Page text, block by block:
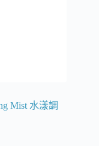
Mist 水漾調